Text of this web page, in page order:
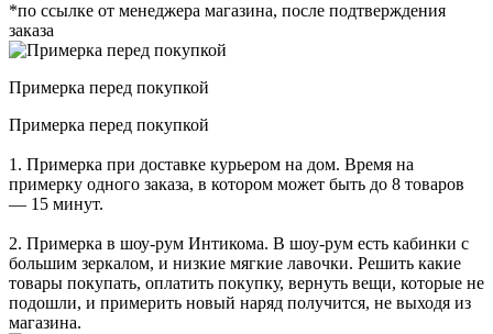
*по ссылке от менеджера магазина, после подтверждения
заказа
Примерка перед покупкой
Примерка перед покупкой
1. Примерка при доставке курьером на дом. Время на
примерку одного заказа, в котором может быть до 8 товаров
— 15 минут.
2. Примерка в шоу-рум Интикома. В шоу-рум есть кабинки с
большим зеркалом, и низкие мягкие лавочки. Решить какие
товары покупать, оплатить покупку, вернуть вещи, которые не
подошли, и примерить новый наряд получится, не выходя из
магазина.